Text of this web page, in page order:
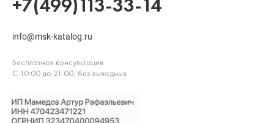
+7(499)113-33-14
info@msk-katalog.ru
Бесплатная консультация
С 10:00 до 21:00, без выходных